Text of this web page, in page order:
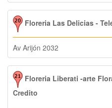
Floreria Las Delicias -
Av Arijón 2032
Floreria Liberati -arte
Credito